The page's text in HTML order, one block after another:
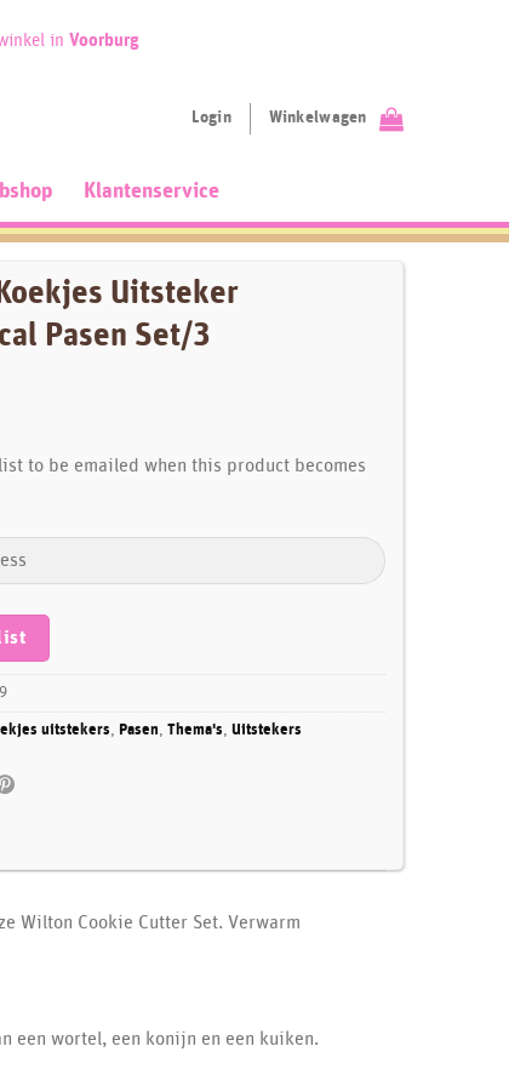
in Voorburg
Login Winkelwagen
Klantenservice
Uitsteker
Pasen Set/3
to be emailed when this product becomes
uitstekers, Pasen, Thema's, Uitstekers
Wilton Cookie Cutter Set. Verwarm
een wortel, een konijn en een kuiken.